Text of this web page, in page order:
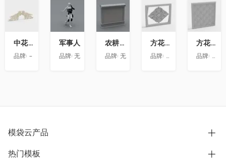
藏
中花-12
品牌: -
收
藏
军事人
品牌:无
收
农耕文化墙
品牌: 无
收
藏
方花-020
品牌:
精品材质
收
方花-055
品牌:
精品
模袋云产品
别墅设计营销
热门模板